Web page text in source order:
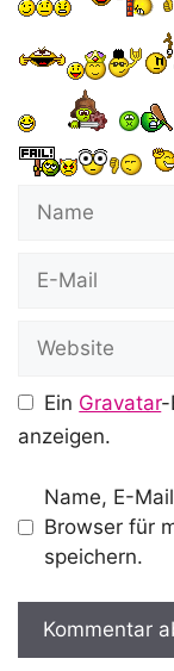
Name
Website
Ein Gravatar-
anzeigen.
Name, E-
Browser für
speichern.